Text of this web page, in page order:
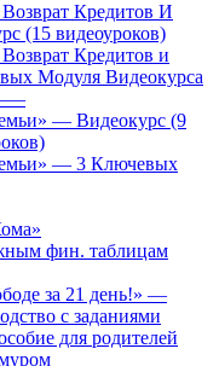
Кредитов И
(15 видеоуроков)
Кредитов и
Модуля Видеокурса
— Видеокурс (9
— 3 Ключевых
фин. таблицам
за 21 день!» —
с заданиями
для родителей